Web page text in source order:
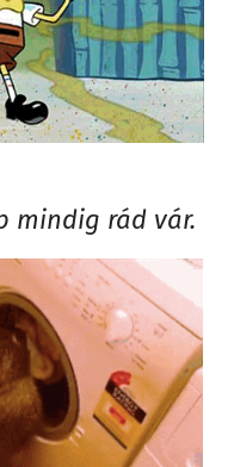
mindig rád vár.